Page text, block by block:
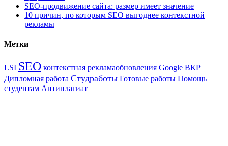
SEO-продвижение сайта: размер имеет значение
10 причин, по которым SEO выгоднее контекстной
рекламы
Метки
LSI SEO контекстная рекламаобновления Google ВКР
Дипломная работа Студработы Готовые работы Помощь
студентам Антиплагиат